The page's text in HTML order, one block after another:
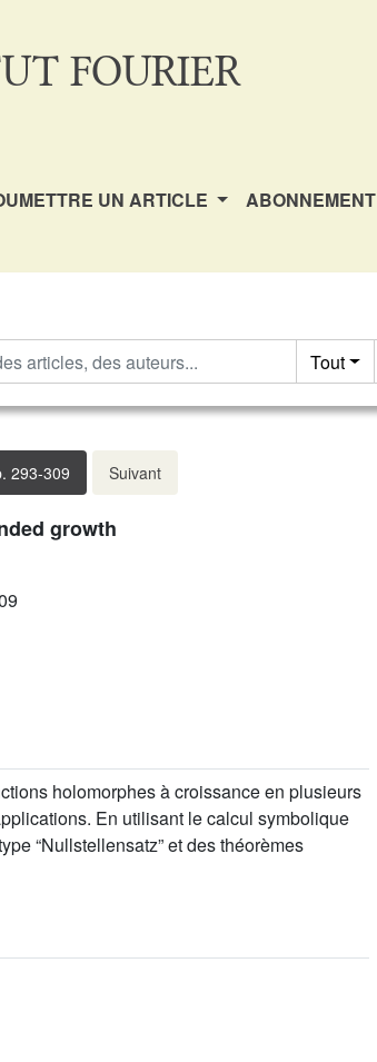
FOURIER
UN ARTICLE ABONNEMENT
Tout
293-309 Suivant
growth
holomorphes à croissance en plusieurs
En utilisant le calcul symbolique
“Nullstellensatz” et des théorèmes